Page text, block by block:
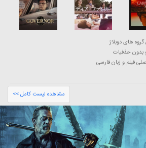
گروه های دوبلاژ
بدون حذفیات
فیلم و زبان فارسی
مشاهده لیست کامل >>